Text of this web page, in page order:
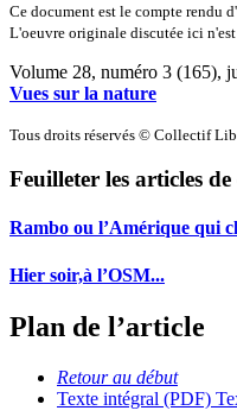
Ce document est le compte rendu
L'oeuvre originale discutée ici
Volume 28, numéro 3 (165),
Vues sur la nature
Tous droits réservés © Collectif
Feuilleter les articles
Rambo ou l’Amérique qui
Hier soir,à l’OSM...
Plan de l’article
Retour au début
Texte intégral (PDF)